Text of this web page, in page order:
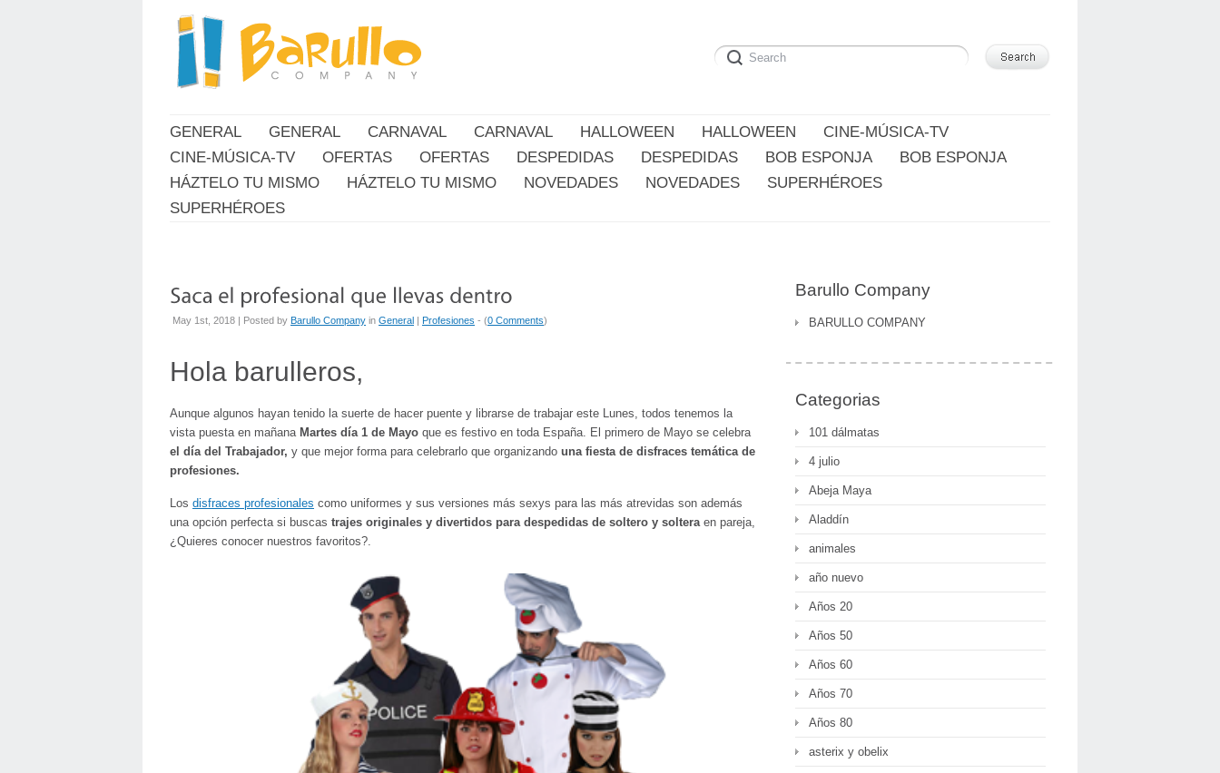
GENERAL GENERAL CARNAVAL CARNAVAL HALLOWEEN HALLOWEEN
CINE-MÚSICA-TV
CINE-MÚSICA-TV
OFERTAS OFERTAS DESPEDIDAS DESPEDIDAS BOB ESPONJA
BOB ESPONJA
HÁZTELO TU MISMO
HÁZTELO TU MISMO NOVEDADES NOVEDADES
SUPERHÉROES
SUPERHÉROES
May 1st, 2018 | Posted by Barullo Company in General | Profesiones - (0 Comments)
Hola barulleros,
Aunque algunos hayan tenido la suerte de hacer puente y librarse de trabajar este Lunes, todos tenemos la
vista puesta en mañana Martes día 1 de Mayo que es festivo en toda España. El primero de Mayo se celebra
el día del Trabajador, y que mejor forma para celebrarlo que organizando una fiesta de disfraces temática de
profesiones.
Los disfraces profesionales como uniformes y sus versiones más sexys para las más atrevidas son además
una opción perfecta si buscas trajes originales y divertidos para despedidas de soltero y solteraen pareja,
¿Quieres conocer nuestros favoritos?.
Barullo Company
BARULLO COMPANY
Categorias
101 dálmatas
4 julio
Abeja Maya
Aladdín
animales
año nuevo
Años 20
Años 50
Años 60
Años 70
Años 80
asterix y obelix